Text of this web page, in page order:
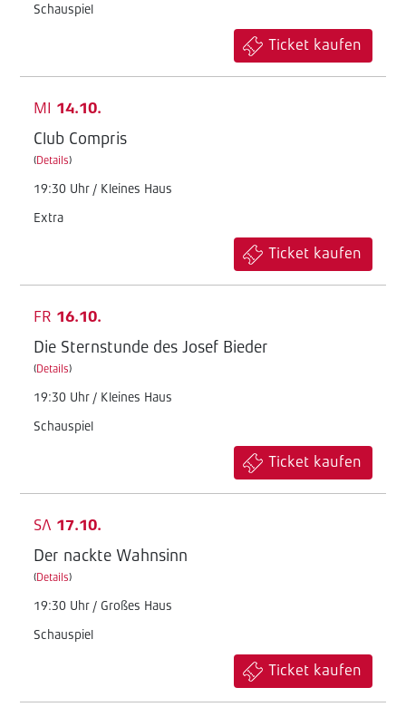
Schauspiel
Ticket kaufen
MI 14.10.
Club Compris
(Details)
19:30 Uhr / Kleines Haus
Extra
Ticket kaufen
FR 16.10.
Die Sternstunde des Josef Bieder
(Details)
19:30 Uhr / Kleines Haus
Schauspiel
Ticket kaufen
SA 17.10.
Der nackte Wahnsinn
(Details)
19:30 Uhr / Großes Haus
Schauspiel
Ticket kaufen